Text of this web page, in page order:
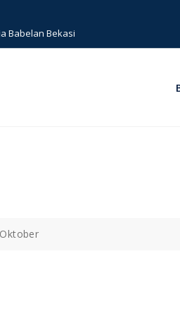
Babelan Bekasi
Oktober